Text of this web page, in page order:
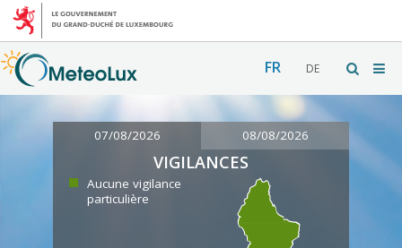
FR DE
07/08/2026 08/08/2026
VIGILANCES
Aucune vigilance
particulière